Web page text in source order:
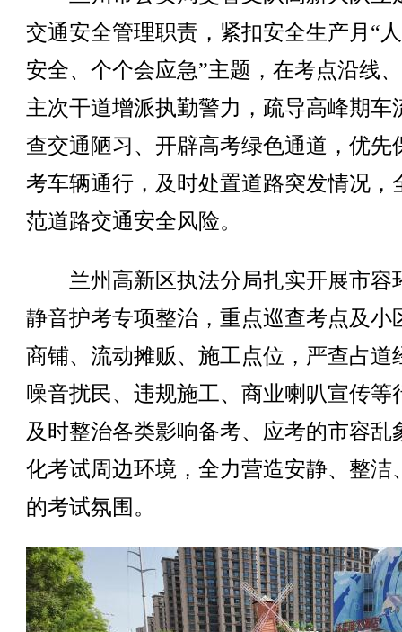
交通安全管理职责，紧扣安全生产月“
安全、个个会应急”主题，在考点沿线
主次干道增派执勤警力，疏导高峰期车
查交通陋习、开辟高考绿色通道，优先
考车辆通行，及时处置道路突发情况，
范道路交通安全风险。
兰州高新区执法分局扎实开展市容
静音护考专项整治，重点巡查考点及小
商铺、流动摊贩、施工点位，严查占道
噪音扰民、违规施工、商业喇叭宣传等
及时整治各类影响备考、应考的市容乱
化考试周边环境，全力营造安静、整洁
的考试氛围。